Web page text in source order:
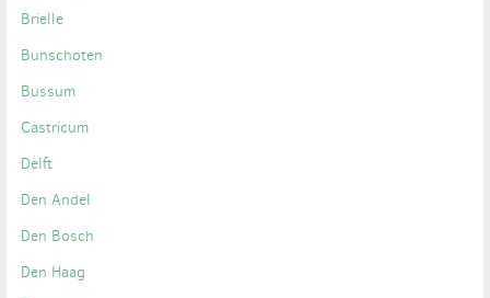
Brielle
Bunschoten
Bussum
Castricum
Delft
Den Andel
Den Bosch
Den Haag